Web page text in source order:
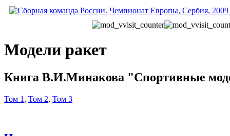
Модели ракет
Книга В.И.Минакова "Спортивные
Том 1 , Том 2, Том 3